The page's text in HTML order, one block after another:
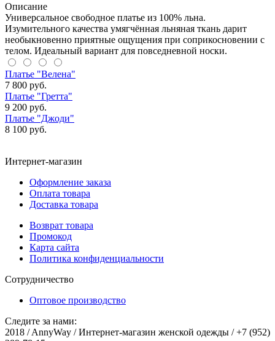
Описание
Универсальное свободное платье из 100% льна.
Изумительного качества умягчённая льняная ткань дарит
необыкновенно приятные ощущения при соприкосновении с
телом. Идеальный вариант для повседневной носки.
Платье "Велена"
7 800 руб.
Платье "Гретта"
9 200 руб.
Платье "Джоди"
8 100 руб.
Интернет-магазин
Оформление заказа
Оплата товара
Доставка товара
Возврат товара
Промокод
Карта сайта
Политика конфиденциальности
Сотрудничество
Оптовое производство
Следите за нами:
2018 / AnnyWay / Интернет-магазин женской одежды / +7 (952)